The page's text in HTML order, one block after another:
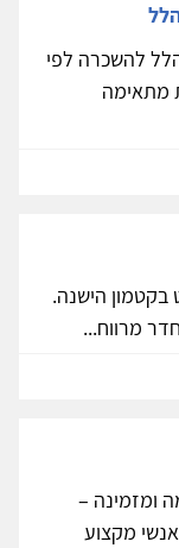
להשכרה לפי
מתאימה
בקטמון הישנה.
מרווח...
ומזמינה –
מקצוע